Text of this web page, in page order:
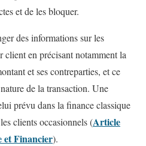
et de les bloquer.
des informations sur les
client en précisant notamment la
et ses contreparties, et ce
de la transaction. Une
prévu dans la finance classique
clients occasionnels (Article
et Financier).